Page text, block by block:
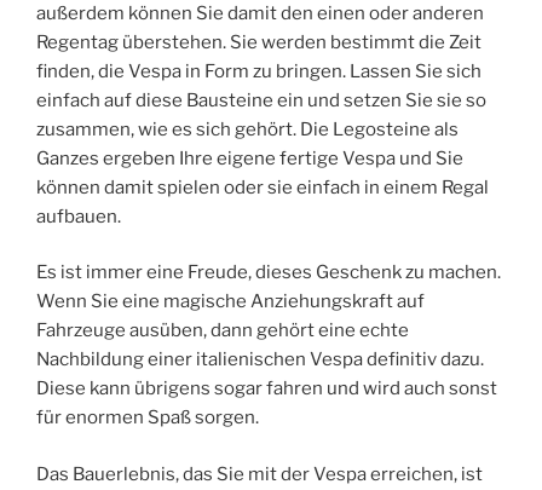
außerdem können Sie damit den einen oder anderen
Regentag überstehen. Sie werden bestimmt die Zeit
finden, die Vespa in Form zu bringen. Lassen Sie sich
einfach auf diese Bausteine ein und setzen Sie sie so
zusammen, wie es sich gehört. Die Legosteine als
Ganzes ergeben Ihre eigene fertige Vespa und Sie
können damit spielen oder sie einfach in einem Regal
aufbauen.
Es ist immer eine Freude, dieses Geschenk zu machen.
Wenn Sie eine magische Anziehungskraft auf
Fahrzeuge ausüben, dann gehört eine echte
Nachbildung einer italienischen Vespa definitiv dazu.
Diese kann übrigens sogar fahren und wird auch sonst
für enormen Spaß sorgen.
Das Bauerlebnis, das Sie mit der Vespa erreichen, ist